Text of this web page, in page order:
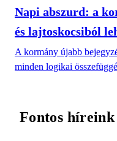
Napi abszurd: a
és lajtoskocsiból
A kormány újabb
minden logikai
Fontos híreink